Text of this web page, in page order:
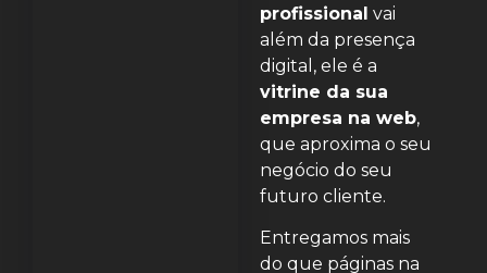
profissional vai
além da presença
digital, ele é a
vitrine da sua
empresa na web,
que aproxima o seu
negócio do seu
futuro cliente.
Entregamos mais
do que páginas na